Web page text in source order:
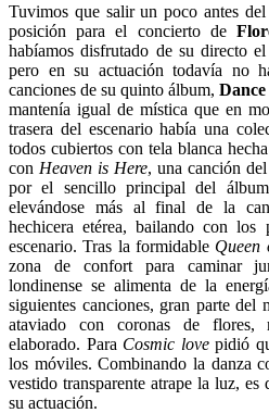
Tuvimos que salir un poco antes
posición para el concierto de
habíamos disfrutado de su directo
pero en su actuación todavía no
canciones de su quinto álbum,
mantenía igual de mística que en
trasera del escenario había una
todos cubiertos con tela blanca
con Heaven is Here, una canción
por el sencillo principal del
elevándose más al final de la
hechicera etérea, bailando con
escenario. Tras la formidable Queen
zona de confort para caminar
londinense se alimenta de la
siguientes canciones, gran parte del
ataviado con coronas de flores,
elaborado. Para Cosmic lovepidió
los móviles. Combinando la danza
vestido transparente atrape la luz,
su actuación.